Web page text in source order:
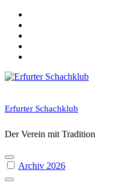
Skip
content
Erfurter Schachklub
Der Verein mit Tradition
Archiv 2026